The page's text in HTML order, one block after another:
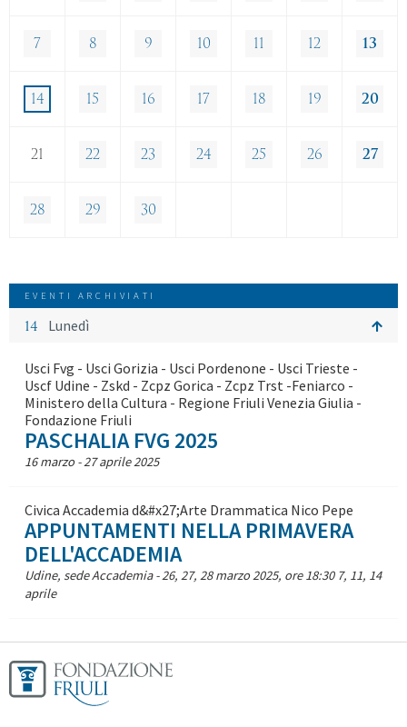
7 8 9 10 11 12 13
14 15 16 17 18 19 20
21 22 23 24 25 26 27
28 29 30
EVENTI ARCHIVIATI
14 Lunedì
Usci Fvg - Usci Gorizia - Usci Pordenone - Usci Trieste -
Uscf Udine - Zskd - Zcpz Gorica - Zcpz Trst -Feniarco -
Ministero della Cultura - Regione Friuli Venezia Giulia -
Fondazione Friuli
PASCHALIA FVG 2025
16 marzo - 27 aprile 2025
Civica Accademia d&#x27;Arte Drammatica Nico Pepe
APPUNTAMENTI NELLA PRIMAVERA
DELL'ACCADEMIA
Udine, sede Accademia - 26, 27, 28 marzo 2025, ore 18:30 7, 11, 14
aprile